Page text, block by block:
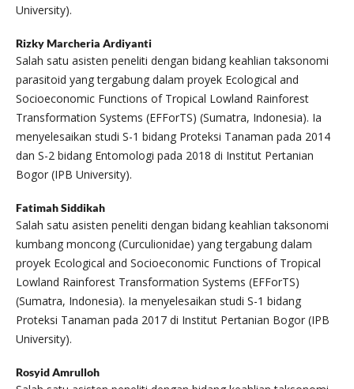
University).
Rizky Marcheria Ardiyanti
Salah satu asisten peneliti dengan bidang keahlian taksonomi
parasitoid yang tergabung dalam proyek Ecological and
Socioeconomic Functions of Tropical Lowland Rainforest
Transformation Systems (EFForTS) (Sumatra, Indonesia). Ia
menyelesaikan studi S-1 bidang Proteksi Tanaman pada 2014
dan S-2 bidang Entomologi pada 2018 di Institut Pertanian
Bogor (IPB University).
Fatimah Siddikah
Salah satu asisten peneliti dengan bidang keahlian taksonomi
kumbang moncong (Curculionidae) yang tergabung dalam
proyek Ecological and Socioeconomic Functions of Tropical
Lowland Rainforest Transformation Systems (EFForTS)
(Sumatra, Indonesia). Ia menyelesaikan studi S-1 bidang
Proteksi Tanaman pada 2017 di Institut Pertanian Bogor (IPB
University).
Rosyid Amrulloh